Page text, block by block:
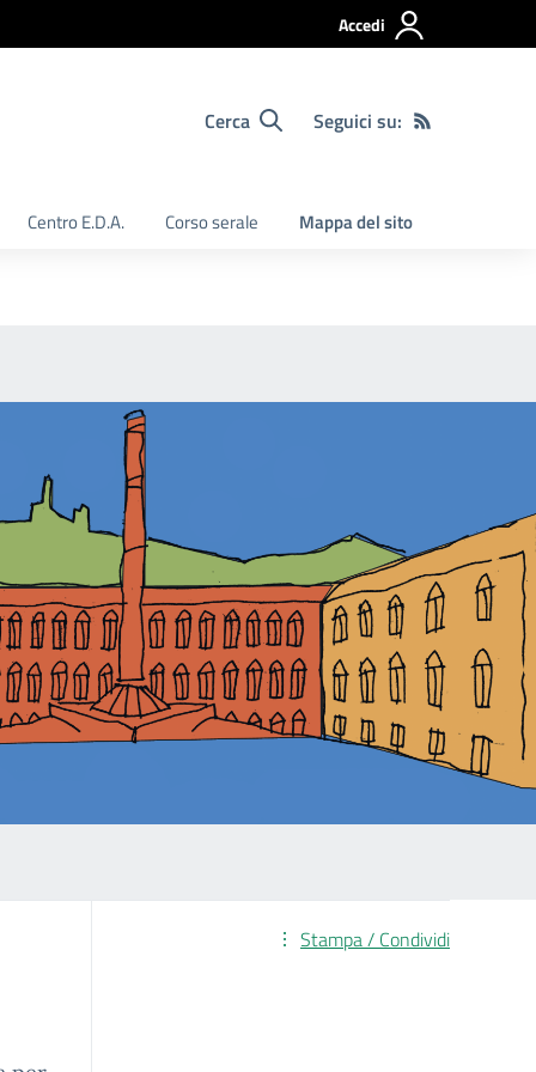
Accedi
Cerca Seguici su:
Centro E.D.A. Corso serale Mappa del sito
Stampa / Condividi